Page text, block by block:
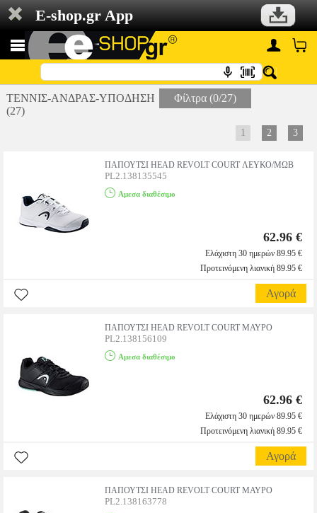
E-shop.gr App
ΤΕΝΝΙΣ-ΑΝΔΡΑΣ-ΥΠΟΔΗΣΗ
(27)
Φίλτρα (0/27)
1 2 3
ΠΑΠΟΥΤΣΙ HEAD REVOLT COURT ΛΕΥΚΟ/ΜΩΒ
PL2.138135545
Αμεσα διαθέσιμο
62.96 €
Ελάχιστη 30 ημερών 89.95 €
Προτεινόμενη λιανική 89.95 €
Αγορά
ΠΑΠΟΥΤΣΙ HEAD REVOLT COURT ΜΑΥΡΟ
PL2.138156109
Αμεσα διαθέσιμο
62.96 €
Ελάχιστη 30 ημερών 89.95 €
Προτεινόμενη λιανική 89.95 €
Αγορά
ΠΑΠΟΥΤΣΙ HEAD REVOLT COURT ΜΑΥΡΟ
PL2.138163778